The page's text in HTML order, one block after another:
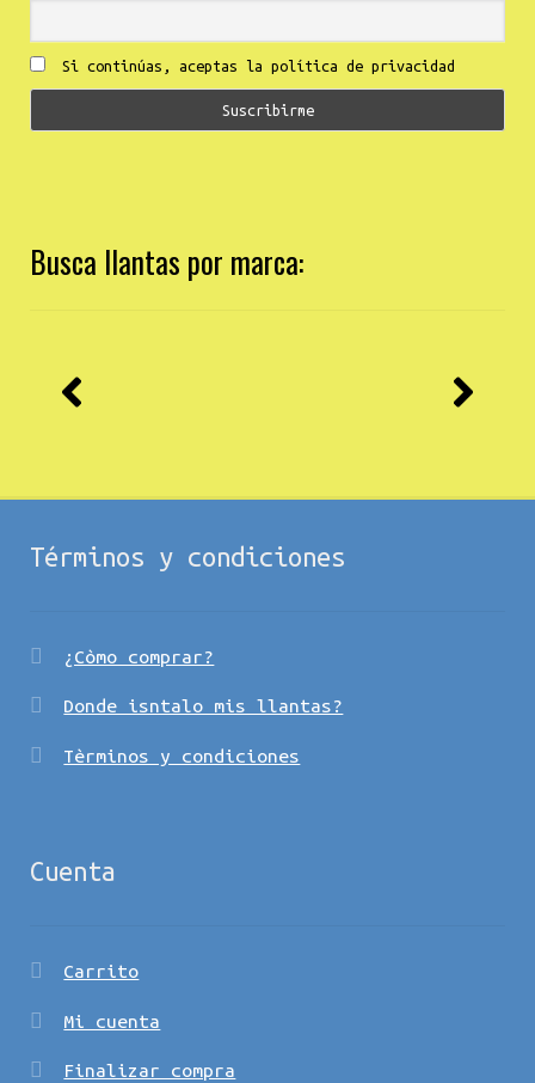
Si continúas, aceptas la política de privacidad
Busca llantas por marca:
Términos y condiciones
¿Còmo comprar?
Donde isntalo mis llantas?
Tèrminos y condiciones
Cuenta
Carrito
Mi cuenta
Finalizar compra